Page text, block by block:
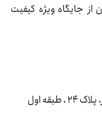
جایگاه ویژه کیفیت